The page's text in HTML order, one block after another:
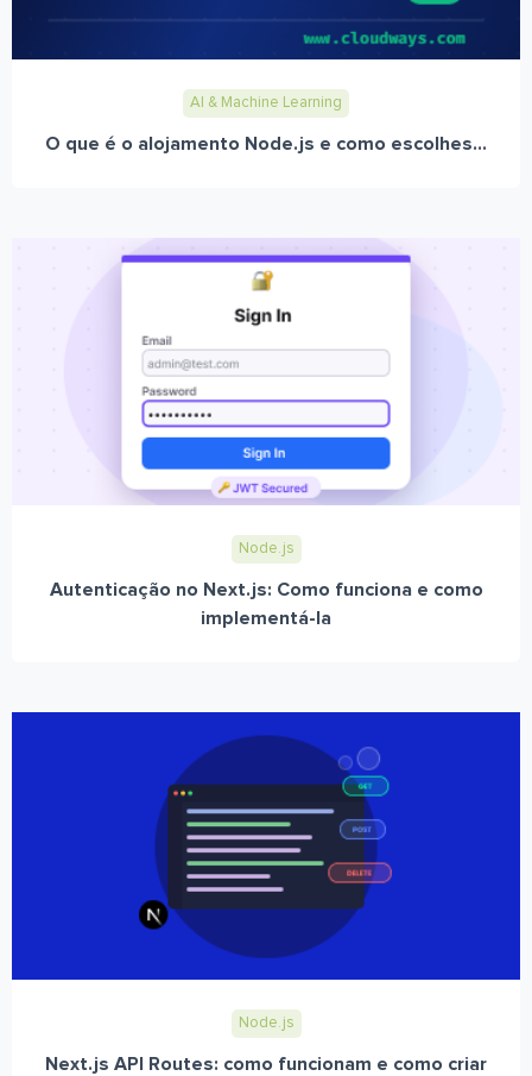
AI & Machine Learning
O que é o alojamento Node.js e como escolhes...
Node.js
Autenticação no Next.js: Como funciona e como
implementá-la
Node.js
Next.js API Routes: como funcionam e como criar